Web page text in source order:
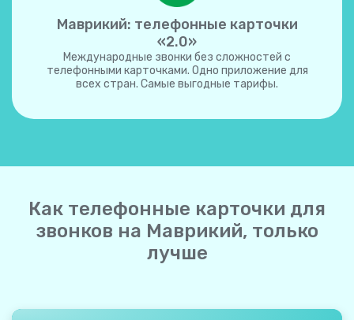
Маврикий: телефонные карточки
«2.0»
Международные звонки без сложностей с
телефонными карточками. Одно приложение для
всех стран. Самые выгодные тарифы.
Как телефонные карточки для
звонков на Маврикий, только
лучше